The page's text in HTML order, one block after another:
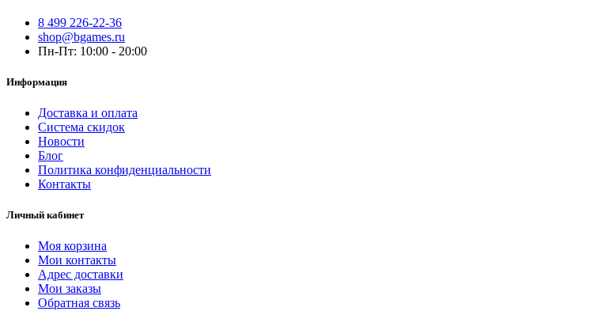
8 499 226-22-36
shop@bgames.ru
Пн-Пт: 10:00 - 20:00
Информация
Доставка и оплата
Система скидок
Новости
Блог
Политика конфиденциальности
Контакты
Личный кабинет
Моя корзина
Мои контакты
Адрес доставки
Мои заказы
Обратная связь